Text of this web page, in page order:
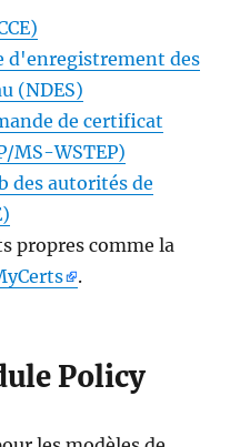
d'enregistrement des
(NDES)
de certificat
MS-WSTEP)
des autorités de
propres comme la
.
Policy